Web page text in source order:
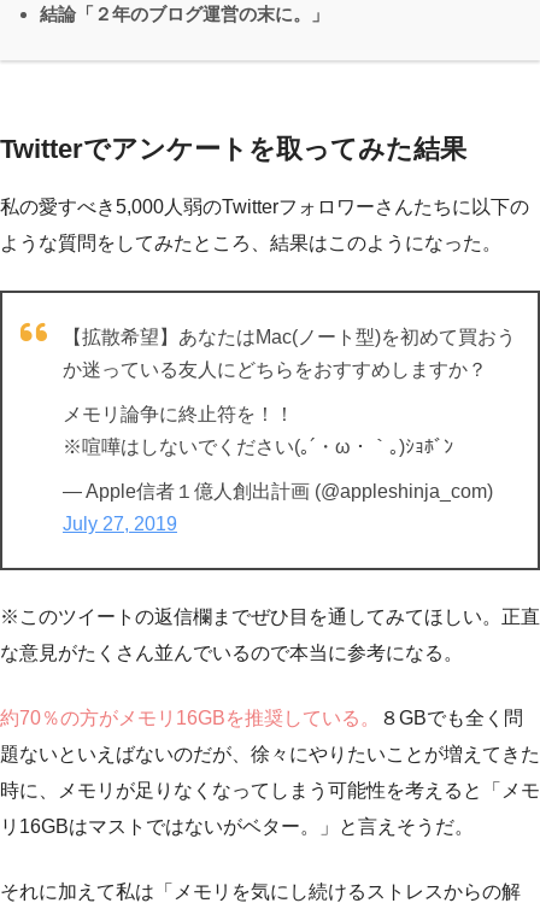
結論「２年のブログ運営の末に。」
Twitterでアンケートを取ってみた結果
私の愛すべき5,000人弱のTwitterフォロワーさんたちに以下の
ような質問をしてみたところ、結果はこのようになった。
【拡散希望】あなたはMac(ノート型)を初めて買おう
か迷っている友人にどちらをおすすめしますか？
メモリ論争に終止符を！！
※喧嘩はしないでください(｡´・ω・｀｡)ｼｮﾎﾞﾝ
— Apple信者１億人創出計画 (@appleshinja_com)
July 27, 2019
※このツイートの返信欄までぜひ目を通してみてほしい。正直
な意見がたくさん並んでいるので本当に参考になる。
約70％の方がメモリ16GBを推奨している。
８GBでも全く問
題ないといえばないのだが、徐々にやりたいことが増えてきた
時に、メモリが足りなくなってしまう可能性を考えると「メモ
リ16GBはマストではないがベター。」と言えそうだ。
それに加えて私は「メモリを気にし続けるストレスからの解